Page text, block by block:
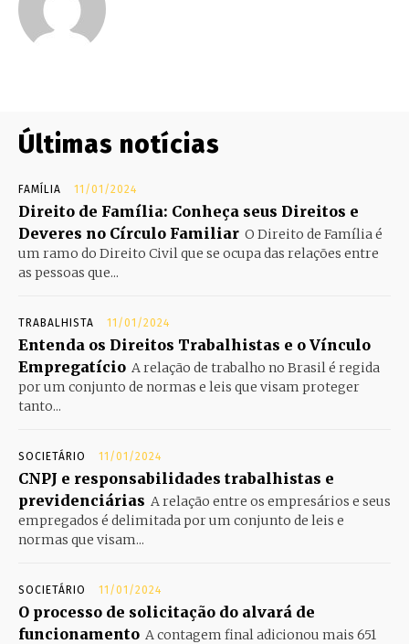
Últimas notícias
FAMÍLIA 11/01/2024
Direito de Família: Conheça seus Direitos e
Deveres no Círculo Familiar O Direito de Família é
um ramo do Direito Civil que se ocupa das relações entre
as pessoas que...
TRABALHISTA 11/01/2024
Entenda os Direitos Trabalhistas e o Vínculo
Empregatício A relação de trabalho no Brasil é regida
por um conjunto de normas e leis que visam proteger
tanto...
SOCIETÁRIO 11/01/2024
CNPJ e responsabilidades trabalhistas e
previdenciárias A relação entre os empresários e seus
empregados é delimitada por um conjunto de leis e
normas que visam...
SOCIETÁRIO 11/01/2024
O processo de solicitação do alvará de
funcionamento A contagem final adicionou mais 651